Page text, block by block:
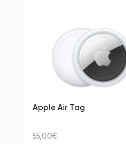
Apple Air Tag
55,00€